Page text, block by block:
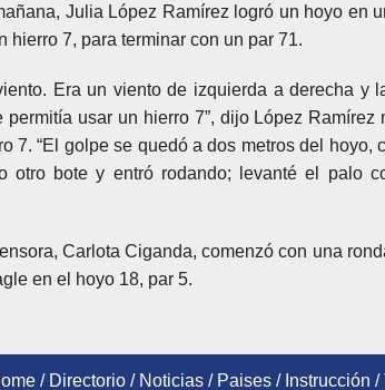
Julia López Ramírez logró un hoyo en
hierro 7, para terminar con un par 71.
Era un viento de izquierda a derecha y
permitía usar un hierro 7”, dijo López
7. “El golpe se quedó a dos metros del hoyo,
otro bote y entró rodando; levanté el palo
Carlota Ciganda, comenzó con una
en el hoyo 18, par 5.
/ Directorio/ Noticias/ Paises/ Instrucción /